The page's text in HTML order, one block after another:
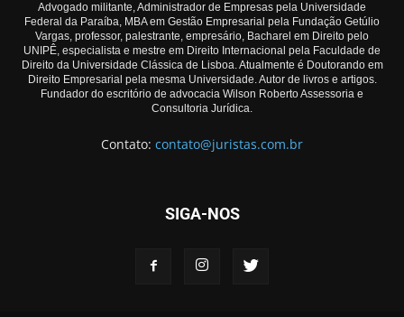
Advogado militante, Administrador de Empresas pela Universidade
Federal da Paraíba, MBA em Gestão Empresarial pela Fundação Getúlio
Vargas, professor, palestrante, empresário, Bacharel em Direito pelo
UNIPÊ, especialista e mestre em Direito Internacional pela Faculdade de
Direito da Universidade Clássica de Lisboa. Atualmente é Doutorando em
Direito Empresarial pela mesma Universidade. Autor de livros e artigos.
Fundador do escritório de advocacia Wilson Roberto Assessoria e
Consultoria Jurídica.
Contato: contato@juristas.com.br
SIGA-NOS